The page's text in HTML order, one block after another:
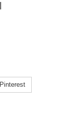
Pinterest